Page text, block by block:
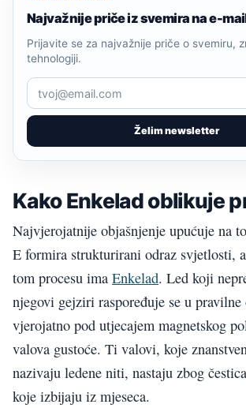
Najvažnije priče iz svemira na e-
Želim newsletter
Prijavite se za najvažnije priče o svemiru,
tehnologiji.
Kako Enkelad oblikuje
Najvjerojatnije objašnjenje upućuje na
E formira strukturirani odraz svjetlosti,
tom procesu ima Enkelad. Led koji
njegovi gejziri raspoređuje se u pravilne
vjerojatno pod utjecajem magnetskog
valova gustoće. Ti valovi, koje
nazivaju ledene niti, nastaju zbog
koje izbijaju iz mjeseca.